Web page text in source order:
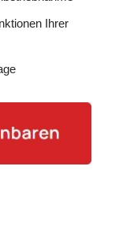
Ihrer